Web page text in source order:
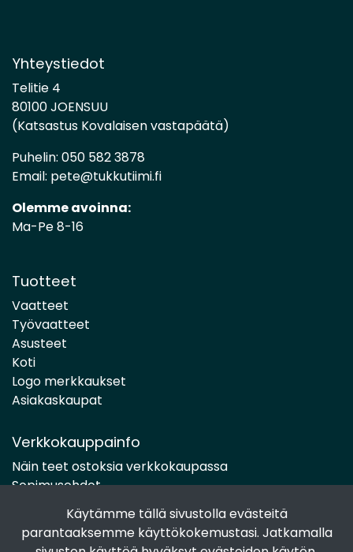
Käytämme tällä sivustolla evästeitä
parantaaksemme käyttökokemustasi. Jatkamalla
Yhteystiedot
Telitie 4
80100 JOENSUU
(Katsastus Kovalaisen vastapäätä)
Puhelin: 050 582 3878
Email: pete@tukkutiimi.fi
Olemme avoinna:
Ma-Pe 8-16
Tuotteet
Vaatteet
Työvaatteet
Asusteet
Koti
Logo merkkaukset
Asiakaskaupat
Verkkokauppainfo
Näin teet ostoksia verkkokaupassa
Sopimusehdot
Toimitustavat
Maksutavat
Tietosuojaseloste